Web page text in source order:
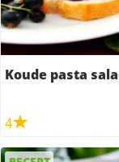
Koude pasta
4